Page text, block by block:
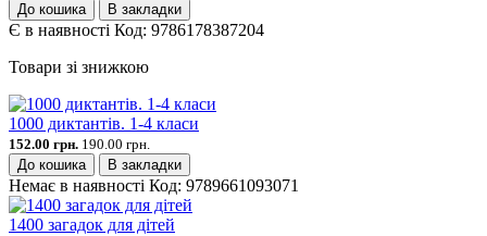
До кошика
В закладки
Є в наявності Код: 9786178387204
Товари зі знижкою
1000 диктантів. 1-4 класи
152.00 грн. 190.00 грн.
До кошика
В закладки
Немає в наявності Код: 9789661093071
1400 загадок для дітей